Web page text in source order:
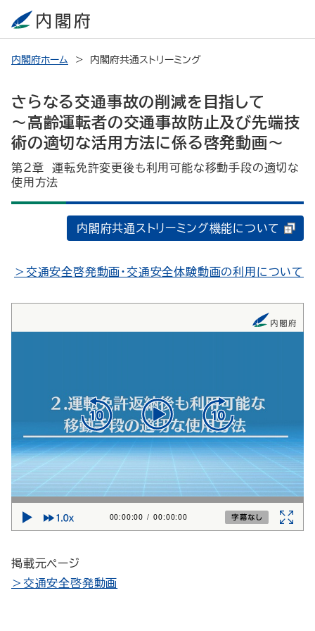
内閣府ホーム 内閣府共通ストリーミング
さらなる交通事故の削減を目指して
～高齢運転者の交通事故防止及び先端技
術の適切な活用方法に係る啓発動画～
第2章 運転免許変更後も利用可能な移動手段の適切な
使用方法
内閣府共通ストリーミング機能について
＞交通安全啓発動画・交通安全体験動画の利用について
00:00:00 / 00:00:00
掲載元ページ
＞交通安全啓発動画